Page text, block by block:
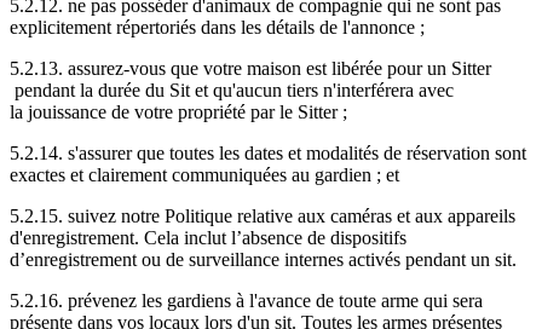
5.2.12. ne pas posséder d'animaux de compagnie qui ne sont pas
explicitement répertoriés dans les détails de l'annonce ;
5.2.13. assurez-vous que votre maison est libérée pour un Sitter
pendant la durée du Sit et qu'aucun tiers n'interférera avec
la jouissance de votre propriété par le Sitter ;
5.2.14. s'assurer que toutes les dates et modalités de réservation sont
exactes et clairement communiquées au gardien ; et
5.2.15. suivez notre Politique relative aux caméras et aux appareils
d'enregistrement. Cela inclut l’absence de dispositifs
d’enregistrement ou de surveillance internes activés pendant un sit.
5.2.16. prévenez les gardiens à l'avance de toute arme qui sera
présente dans vos locaux lors d'un sit. Toutes les armes présentes